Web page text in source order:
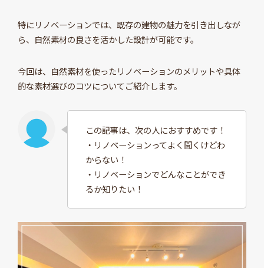
特にリノベーションでは、既存の建物の魅力を引き出しなが
ら、自然素材の良さを活かした設計が可能です。
今回は、自然素材を使ったリノベーションのメリットや具体
的な素材選びのコツについてご紹介します。
この記事は、次の人におすすめです！
・リノベーションってよく聞くけどわ
からない！
・リノベーションでどんなことができ
るか知りたい！